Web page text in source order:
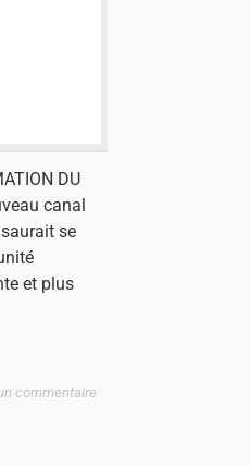
DU
canal
se
et plus
commentaire